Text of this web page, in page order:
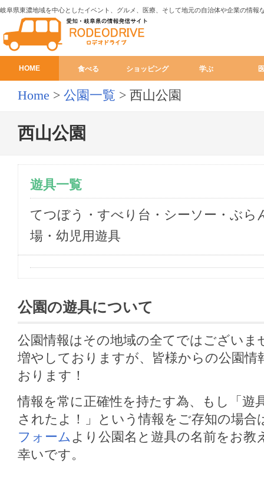
岐阜県東濃地域を中心としたイベント、グルメ、医療、そして地元の自治体や企業の情報
HOME 食べる ショッピング 学ぶ
Home > 公園一覧 > 西山公園
西山公園
遊具一覧
てつぼう・すべり台・シーソー・ぶら
場・幼児用遊具
公園の遊具について
公園情報はその地域の全てではございま
増やしておりますが、皆様からの公園情
おります！
情報を常に正確性を持たす為、もし「遊
されたよ！」という情報をご存知の場合
フォームより公園名と遊具の名前をお教
幸いです。